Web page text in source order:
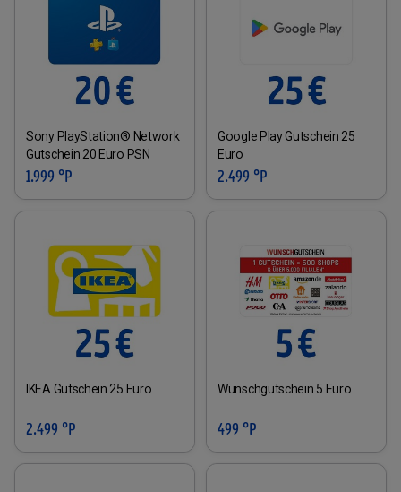
Sony PlayStation® Network
Gutschein 20 Euro PSN
1.999 °P
Google Play Gutschein 25
Euro
2.499 °P
IKEA Gutschein 25 Euro
2.499 °P
Wunschgutschein 5 Euro
499 °P